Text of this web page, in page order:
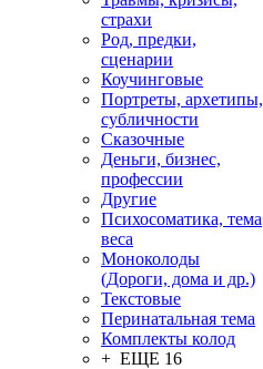
страхи
Род, предки,
сценарии
Коучинговые
Портреты, архетипы,
субличности
Сказочные
Деньги, бизнес,
профессии
Другие
Психосоматика, тема
веса
Моноколоды
(Дороги, дома и др.)
Текстовые
Перинатальная тема
Комплекты колод
+ ЕЩЕ 16